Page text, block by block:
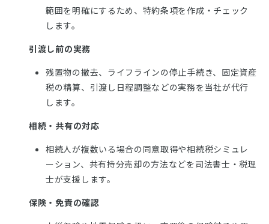
範囲を明確にするため、特約条項を作成・チェック
します。
引渡し前の実務
残置物の撤去、ライフラインの停止手続き、固定資産
税の精算、引渡し日程調整などの実務を当社が代行
します。
相続・共有の対応
相続人が複数いる場合の同意取得や相続税シミュレ
ーション、共有持分売却の方法などを司法書士・税理
士が支援します。
保険・免責の確認